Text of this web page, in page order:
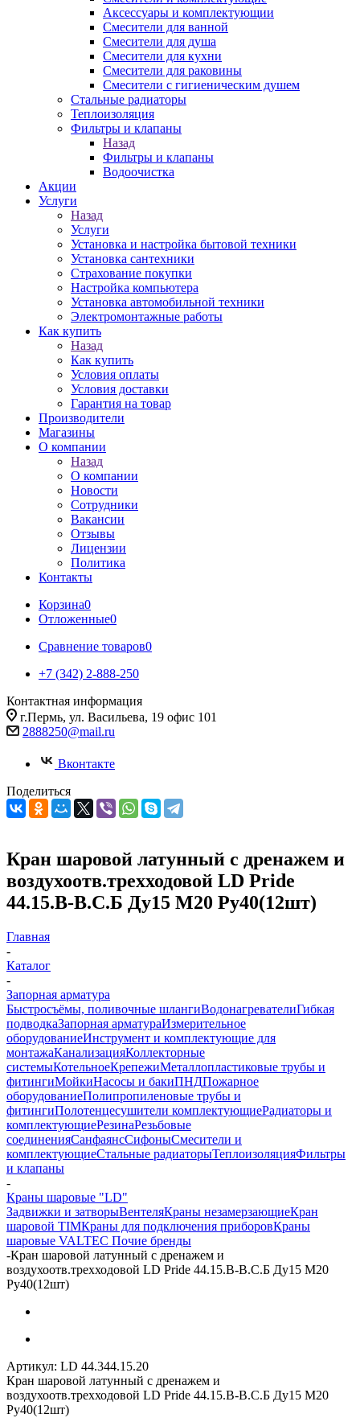
Аксессуары и комплектующии
Смесители для ванной
Смесители для душа
Смесители для кухни
Смесители для раковины
Смесители с гигиеническим душем
Стальные радиаторы
Теплоизоляция
Фильтры и клапаны
Назад
Фильтры и клапаны
Водоочистка
Акции
Услуги
Назад
Услуги
Установка и настройка бытовой техники
Установка сантехники
Страхование покупки
Настройка компьютера
Установка автомобильной техники
Электромонтажные работы
Как купить
Назад
Как купить
Условия оплаты
Условия доставки
Гарантия на товар
Производители
Магазины
О компании
Назад
О компании
Новости
Сотрудники
Вакансии
Отзывы
Лицензии
Политика
Контакты
Корзина0
Отложенные0
Сравнение товаров0
+7 (342) 2-888-250
Контактная информация
г.Пермь, ул. Васильева, 19 офис 101
2888250@mail.ru
Вконтакте
Поделиться
Кран шаровой латунный с дренажем и
воздухоотв.трехходовой LD Pride
44.15.В-В.С.Б Ду15 М20 Ру40(12шт)
Главная
-
Каталог
-
Запорная арматура
Быстросъёмы, поливочные шлангиВодонагревателиГибкая
подводкаЗапорная арматураИзмерительное
оборудованиеИнструмент и комплектующие для
монтажаКанализацияКоллекторные
системыКотельноеКрепежиМеталлопластиковые трубы и
фитингиМойкиНасосы и бакиПНДПожарное
оборудованиеПолипропиленовые трубы и
фитингиПолотенцесушители комплектующиеРадиаторы и
комплектующиеРезинаРезьбовые
соединенияСанфаянсСифоныСмесители и
комплектующиеСтальные радиаторыТеплоизоляцияФильтры
и клапаны
-
Краны шаровые "LD"
Задвижки и затворыВентеляКраны незамерзающиеКран
шаровой TIMКраны для подключения приборовКраны
шаровые VALTEC Почие бренды
-Кран шаровой латунный с дренажем и
воздухоотв.трехходовой LD Pride 44.15.В-В.С.Б Ду15 М20
Ру40(12шт)
Артикул: LD 44.344.15.20
Кран шаровой латунный с дренажем и
воздухоотв.трехходовой LD Pride 44.15.В-В.С.Б Ду15 М20
Ру40(12шт)